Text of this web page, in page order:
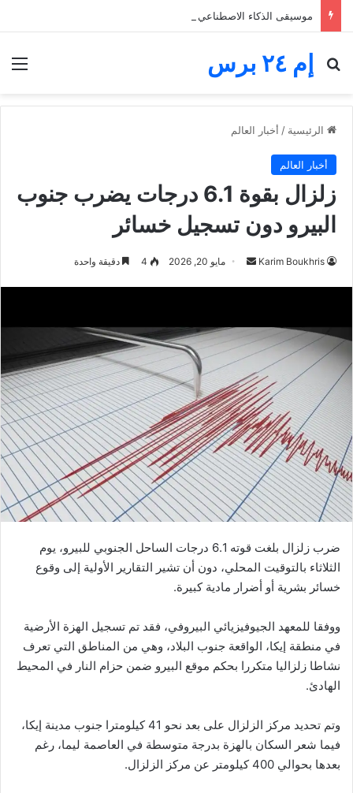
إم ٢٤ برس
بحث عن
الرئيسية / أخبار العالم
أخبار العالم
زلزال بقوة 6.1 درجات يضرب جنوب
البيرو دون تسجيل خسائر
Karim Boukhris
أرسل مايو 20, 2026 4 دقيقة واحدة
ضرب زلزال بلغت قوته 6.1 درجات الساحل الجنوبي للبيرو، يوم
الثلاثاء بالتوقيت المحلي، دون أن تشير التقارير الأولية إلى وقوع
خسائر بشرية أو أضرار مادية كبيرة.
ووفقا للمعهد الجيوفيزيائي البيروفي، فقد تم تسجيل الهزة الأرضية
في منطقة إيكا، الواقعة جنوب البلاد، وهي من المناطق التي تعرف
نشاطا زلزاليا متكررا بحكم موقع البيرو ضمن حزام النار في المحيط
الهادئ.
وتم تحديد مركز الزلزال على بعد نحو 41 كيلومترا جنوب مدينة إيكا،
فيما شعر السكان بالهزة بدرجة متوسطة في العاصمة ليما، رغم
بعدها بحوالي 400 كيلومتر عن مركز الزلزال.